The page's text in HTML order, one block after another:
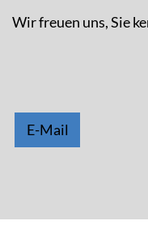
Wir freuen uns, Sie
E-Mail